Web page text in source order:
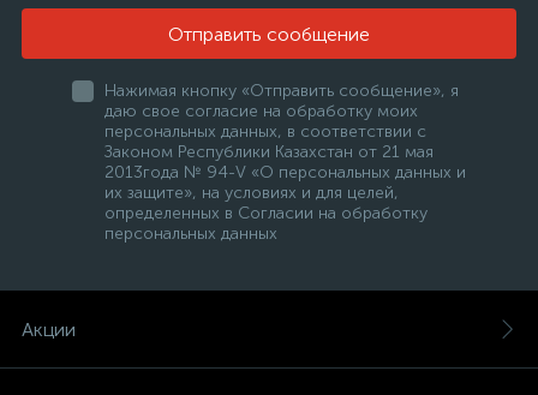
Отправить сообщение
Нажимая кнопку «Отправить сообщение», я
даю свое согласие на обработку моих
персональных данных, в соответствии с
Законом Республики Казахстан от 21 мая
2013года № 94-V «О персональных данных и
их защите», на условиях и для целей,
определенных в Согласии на обработку
персональных данных
Акции